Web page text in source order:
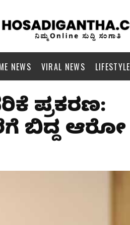
NEWS VIRAL NEWS LIFESTYLE
ಪ್ರಕರಣ:
ಬಿದ್ದ ಆರೋಪಿ